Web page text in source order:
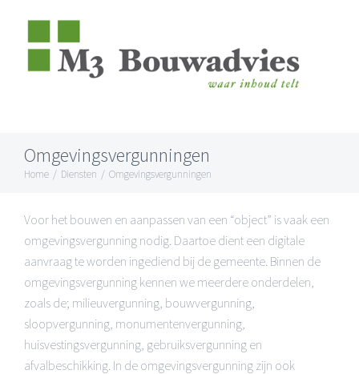
content
Omgevingsvergunningen
Home / Diensten / Omgevingsvergunningen
Voor het bouwen en aanpassen van een “object” is vaak een
omgevingsvergunning nodig. Daartoe dient een digitale
aanvraag te worden ingediend bij de gemeente. Binnen de
omgevingsvergunning kennen we meerdere onderdelen,
zoals de; milieuvergunning, bouwvergunning,
sloopvergunning, monumentenvergunning,
huisvestingsvergunning, gebruiksvergunning en
afvalbeschikking. In de omgevingsvergunning zijn ook